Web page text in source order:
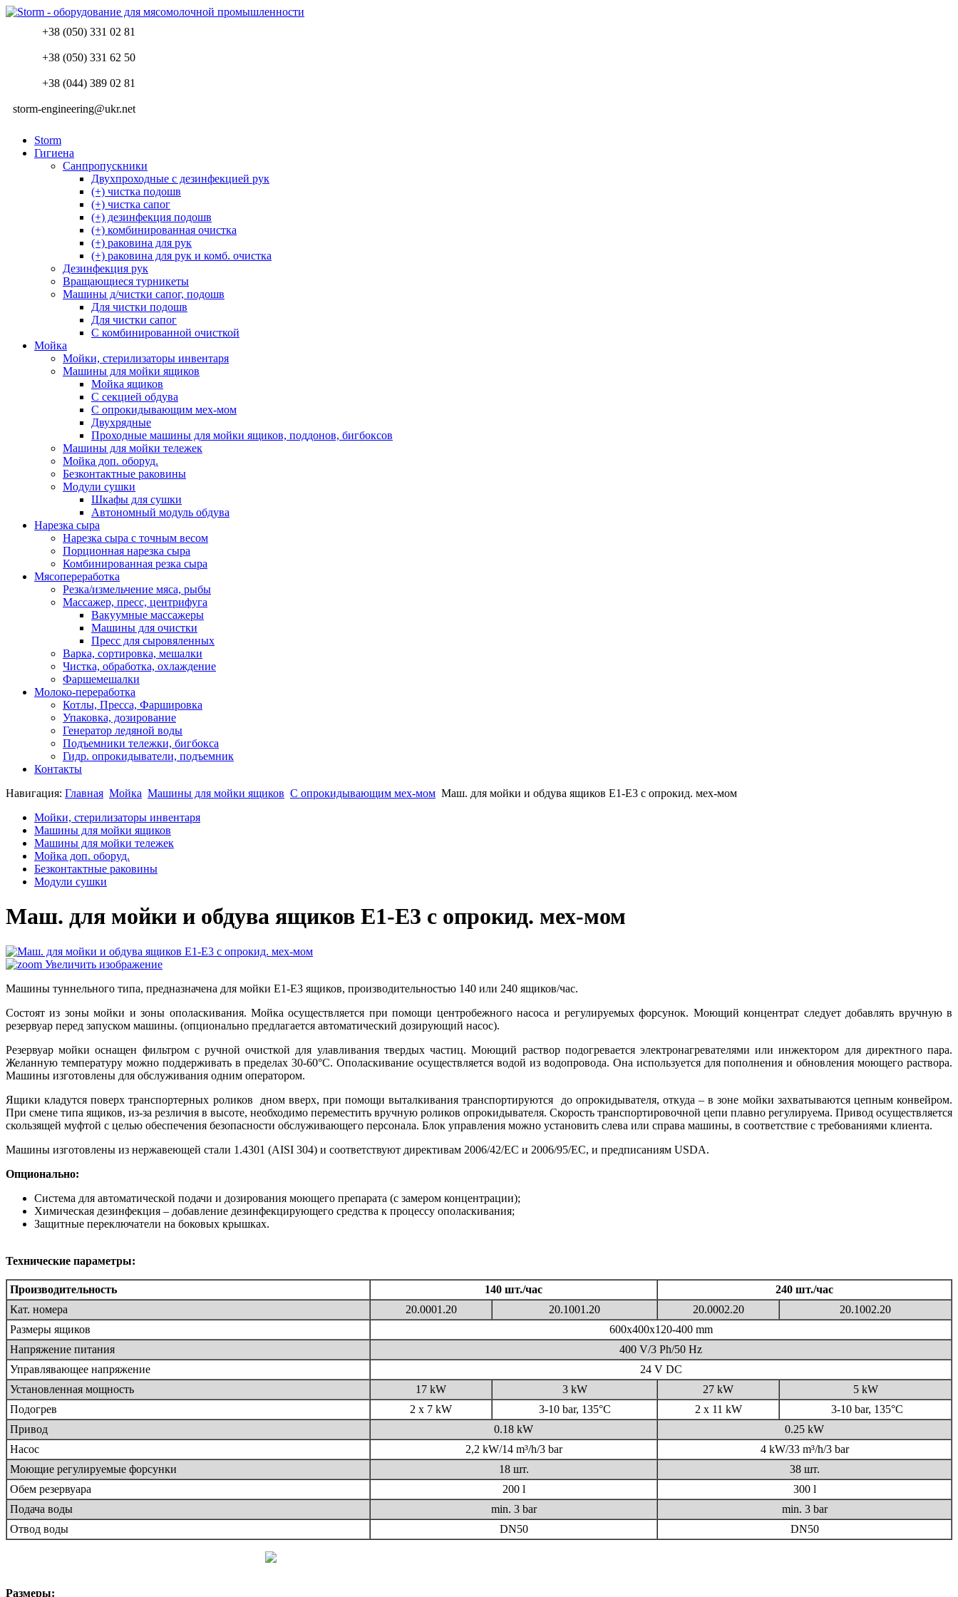
+38 (050) 331 02 81
+38 (050) 331 62 50
+38 (044) 389 02 81
storm-engineering@ukr.net
Storm
Гигиена
Санпропускники
Двухпроходные с дезинфекцией рук
(+) чистка подошв
(+) чистка сапог
(+) дезинфекция подошв
(+) комбинированная очистка
(+) раковина для рук
(+) раковина для рук и комб. очистка
Дезинфекция рук
Вращающиеся турникеты
Машины д/чистки сапог, подошв
Для чистки подошв
Для чистки сапог
С комбинированной очисткой
Мойка
Мойки, стерилизаторы инвентаря
Машины для мойки ящиков
Мойка ящиков
С секцией обдува
С опрокидывающим мех-мом
Двухрядные
Проходныe машины для мойки ящиков, поддонов, бигбоксов
Машины для мойки тележек
Мойка доп. оборуд.
Безконтактные раковины
Модули сушки
Шкафы для сушки
Автономный модуль обдува
Нарезка сыра
Нарезка сыра с точным весом
Порционная нарезка сыра
Комбинированная резка сыра
Мясопереработка
Резка/измельчение мяса, рыбы
Массажер, пресс, центрифуга
Вакуумные массажеры
Машины для очистки
Пресс для сыровяленных
Варка, сортировка, мешалки
Чистка, обработка, охлаждение
Фаршемешалки
Молоко-переработка
Котлы, Пресса, Фаршировка
Упаковка, дозирование
Генератор ледяной воды
Подъемники тележки, бигбокса
Гидр. опрокидыватели, подъемник
Контакты
Навигация: Главная Мойка Машины для мойки ящиков С опрокидывающим мех-мом Маш. для мойки и обдува ящиков Е1-Е3 с опрокид. мех-мом
Мойки, стерилизаторы инвентаря
Машины для мойки ящиков
Машины для мойки тележек
Мойка доп. оборуд.
Безконтактные раковины
Модули сушки
Маш. для мойки и обдува ящиков Е1-Е3 с опрокид. мех-мом
Увеличить изображение
Машины туннельного типа, предназначена для мойки Е1-Е3 ящиков, производительностью 140 или 240 ящиков/час.
Состоят из зоны мойки и зоны ополаскивания. Мойка осуществляется при помощи центробежного насоса и регулируемых форсунок. Моющий концентрат следует добавлять вручную в
резервуар перед запуском машины. (опционально предлагается автоматический дозирующий насос).
Резервуар мойки оснащен фильтром с ручной очисткой для улавливания твердых частиц. Моющий раствор подогревается электронагревателями или инжектором для директного пара.
Желанную температуру можно поддерживать в пределах 30-60°С. Ополаскивание осуществляется водой из водопровода. Она используется для пополнения и обновления моющего раствора.
Машины изготовлены для обслуживания одним оператором.
Ящики кладутся поверх транспортерных роликов дном вверх, при помощи выталкивания транспортируются до опрокидывателя, откуда – в зоне мойки захватываются цепным конвейром.
При смене типа ящиков, из-за резличия в высоте, необходимо переместить вручную роликов опрокидывателя. Скорость транспортировочной цепи плавно регулируема. Привод осуществляется
скользящей муфтой с целью обеспечения безопасности обслуживающего персонала. Блок управления можно установить слева или справа машины, в соответствие с требованиями клиента.
Машины изготовлены из нержавеющей стали 1.4301 (AISI 304) и соответствуют директивам 2006/42/ЕС и 2006/95/EC, и предписаниям USDA.
Опционально:
Система для автоматической подачи и дозирования моющего препарата (с замером концентрации);
Химическая дезинфекция – добавление дезинфекцирующего средства к процессу ополаскивания;
Защитные переключатели на боковых крышках.
Технические параметры:
Производительность 140 шт./час
240 шт./час
Кат. номера
20.0001.20 20.1001.20 20.0002.20
20.1002.20
Размеры ящиков
600х400х120-400 mm
Напряжение питания
400 V/3 Ph/50 Hz
Управлявающее напряжение
24 V DC
Установленная мощность
17 kW 3 kW 27 kW
5 kW
Подогрев
2 x 7 kW 3-10 bar, 135°C 2 x 11 kW
3-10 bar, 135°C
Привод
0.18 kW
0.25 kW
Насос
2,2 kW/14 m³/h/3 bar
4 kW/33 m³/h/3 bar
Моющие регулируемые форсунки
18 шт.
38 шт.
Обем резервуара
200 l
300 l
Подача воды
min. 3 bar
min. 3 bar
Отвод воды
DN50 DN50
Размеры: